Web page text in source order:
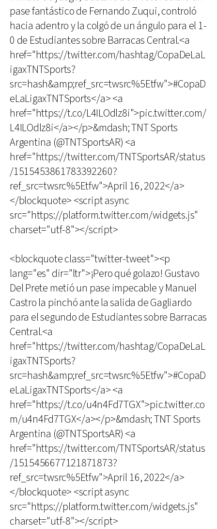
pase fantástico de Fernando Zuqui, controló
hacia adentro y la colgó de un ángulo para el 1-
0 de Estudiantes sobre Barracas Central.<a
href="https://twitter.com/hashtag/CopaDeLaL
igaxTNTSports?
src=hash&amp;ref_src=twsrc%5Etfw">#CopaD
eLaLigaxTNTSports</a> <a
href="https://t.co/L4ILOdlz8i">pic.twitter.com/
L4ILOdlz8i</a></p>&mdash; TNT Sports
Argentina (@TNTSportsAR) <a
href="https://twitter.com/TNTSportsAR/status
/1515453861783392260?
ref_src=twsrc%5Etfw">April 16, 2022</a>
</blockquote> <script async
src="https://platform.twitter.com/widgets.js"
charset="utf-8"></script>
<blockquote class="twitter-tweet"><p
lang="es" dir="ltr">¡Pero qué golazo! Gustavo
Del Prete metió un pase impecable y Manuel
Castro la pinchó ante la salida de Gagliardo
para el segundo de Estudiantes sobre Barracas
Central.<a
href="https://twitter.com/hashtag/CopaDeLaL
igaxTNTSports?
src=hash&amp;ref_src=twsrc%5Etfw">#CopaD
eLaLigaxTNTSports</a> <a
href="https://t.co/u4n4Fd7TGX">pic.twitter.co
m/u4n4Fd7TGX</a></p>&mdash; TNT Sports
Argentina (@TNTSportsAR) <a
href="https://twitter.com/TNTSportsAR/status
/1515456677121871873?
ref_src=twsrc%5Etfw">April 16, 2022</a>
</blockquote> <script async
src="https://platform.twitter.com/widgets.js"
charset="utf-8"></script>